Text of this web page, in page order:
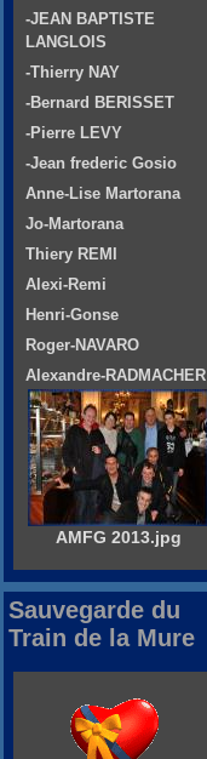
-JEAN BAPTISTE
LANGLOIS
-Thierry NAY
-Bernard BERISSET
-Pierre LEVY
-Jean frederic Gosio
Anne-Lise Martorana
Jo-Martorana
Thiery REMI
Alexi-Remi
Henri-Gonse
Roger-NAVARO
Alexandre-RADMACHER
AMFG 2013.jpg
Sauvegarde du
Train de la Mure